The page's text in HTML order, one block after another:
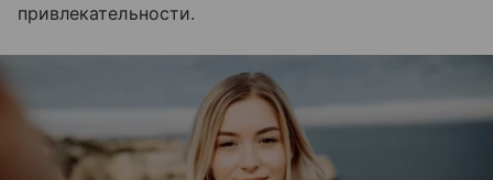
привлекательности.